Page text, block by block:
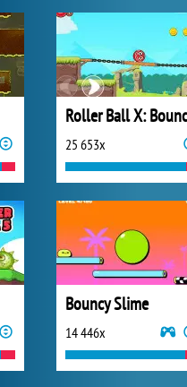
25 653x
Bouncy Slime
14 446x